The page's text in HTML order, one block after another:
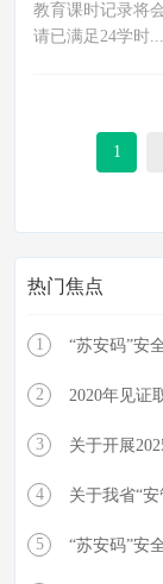
教育课时记录将
请已满足24学时...
1
热门焦点
1 “苏安码”安
2 2020年见证
3 关于开展
4 关于我省“
5 “苏安码”安